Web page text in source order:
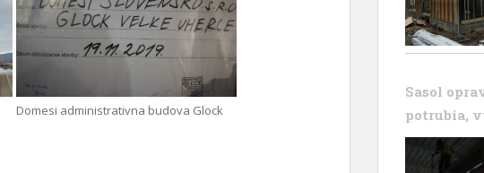
Domesi administrativna budova Glock
Sasol
potrubia,